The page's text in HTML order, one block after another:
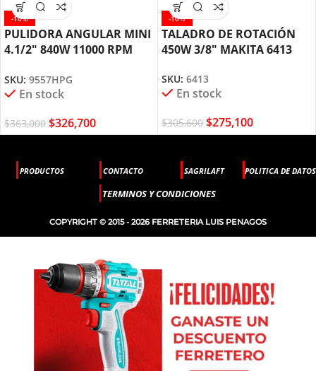
-10%
PULIDORA ANGULAR MINI
4.1/2″ 840W 11000 RPM
SKU: 9557HPG
En stock
$363,000 $326,700
-10%
TALADRO DE ROTACIÓN
450W 3/8″ MAKITA 6413
SKU: 6413
En stock
$305,600 $275,100
PRODUCTOS CONTACTO SAGRILAFT POLITICA DE DATOS
TERMINOS Y CONDICIONES
COPYRIGHT © 2015 - 2026 FERRETERIA LUIS PENAGOS